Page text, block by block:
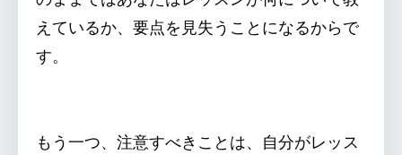
えているか、要点を見失うことになるからで
す。
もう一つ、注意すべきことは、自分がレッス